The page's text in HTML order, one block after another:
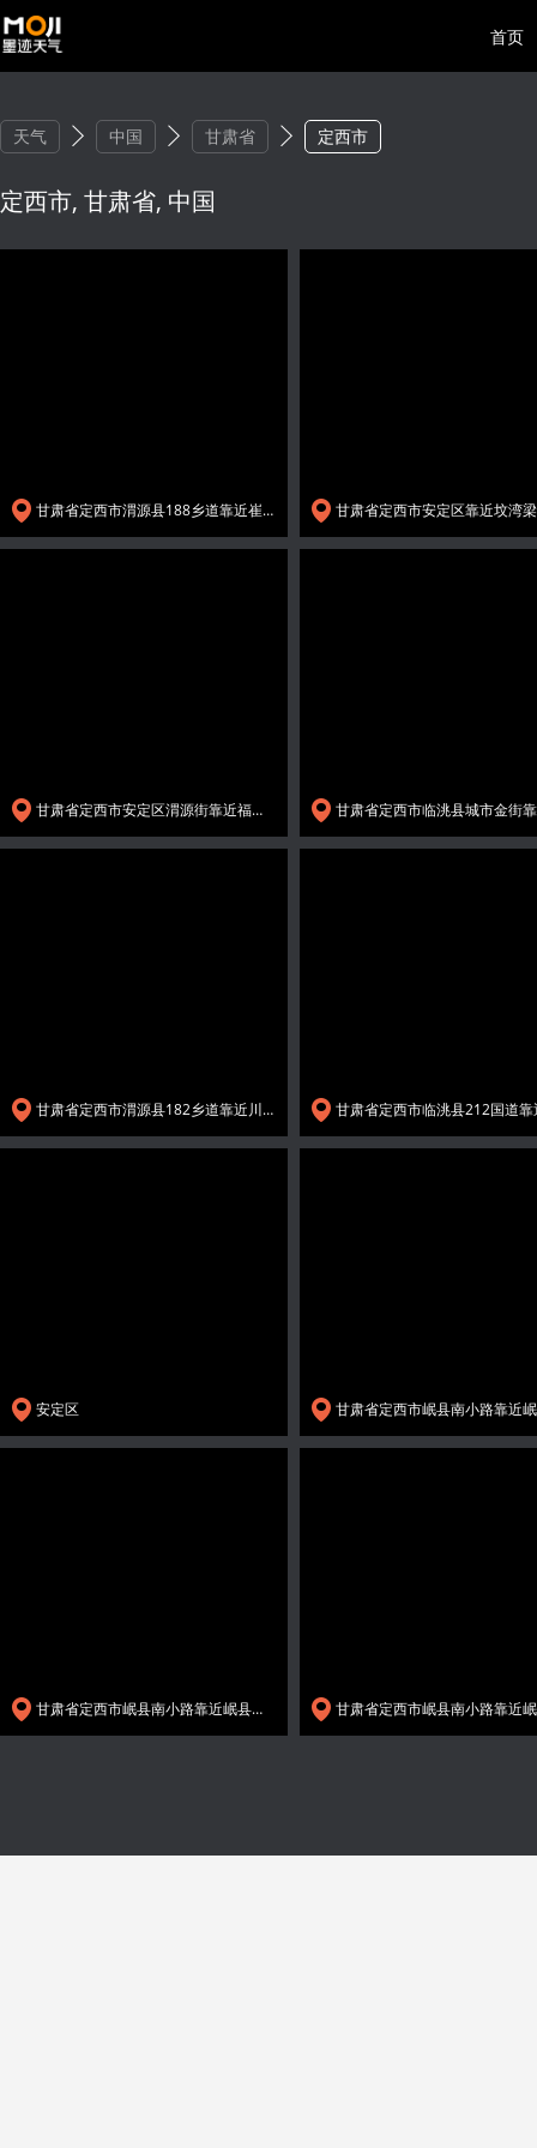
首页
天气 中国 甘肃省 定西市
定西市, 甘肃省, 中国
甘肃省定西市渭源县188乡道靠近崔家河村 甘肃省定西市安定区靠近坟湾梁
甘肃省定西市安定区渭源街靠近福门新天地
甘肃省定西市渭源县182乡道靠近川里
安定区
甘肃省定西市岷县南小路靠近岷县人民检察院